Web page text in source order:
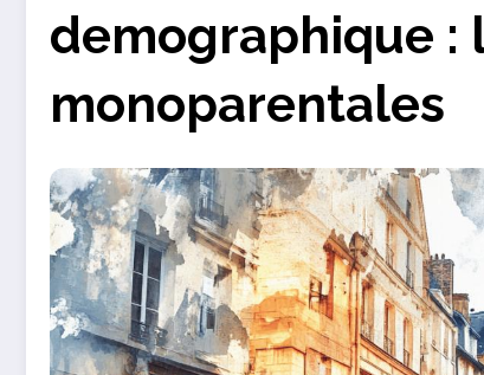
demographique :
monoparentales